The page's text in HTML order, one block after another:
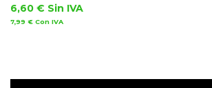
6,60 € Sin IVA
7,99 € Con IVA